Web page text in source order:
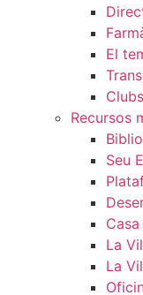
El
Recursos
Seu
La
La